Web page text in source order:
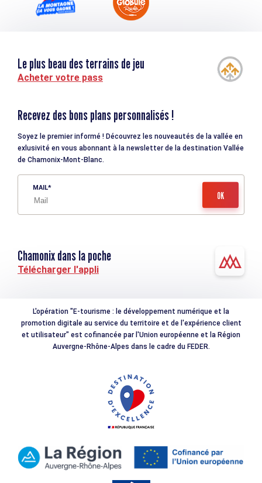
Le plus beau des terrains de jeu
Acheter votre pass
Recevez des bons plans personnalisés !
Soyez le premier informé ! Découvrez les nouveautés de la vallée en
exlusivité en vous abonnant à la newsletter de la destination Vallée
de Chamonix-Mont-Blanc.
MAIL
Chamonix dans la poche
Télécharger l'appli
L'opération "E-tourisme : le développement numérique et la
promotion digitale au service du territoire et de l'expérience client
et utilisateur" est cofinancée par l'Union européenne et la Région
Auvergne-Rhône-Alpes dans le cadre du FEDER.